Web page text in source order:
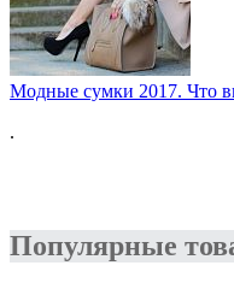
Модные сумки 2017. Что
.
Популярные